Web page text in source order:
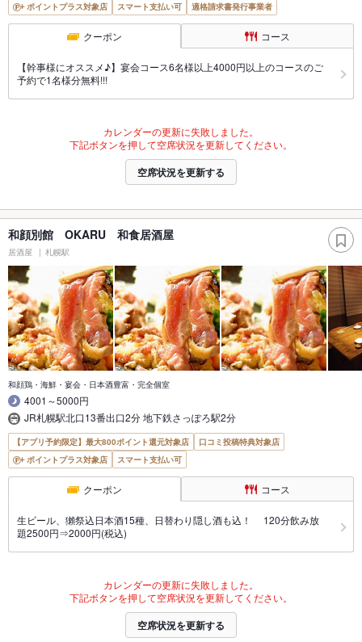
ポイントプラス対象店
スマート支払い可 適格請求書発行事業者
クーポン コース
【幹事様にオススメ♪】宴会コース6名様以上4000円以上のコースのご
予約で1名様分無料!!!
カレンダーの更新に失敗しました。
下記ボタンを押して空席状況を更新してください。
空席状況を更新する
和顔別館 OKARU 和食居酒屋
居酒屋 札幌駅
和顔鶏・海鮮・宴会・日本酒豊富・完全個室
4001～5000円
JR札幌駅北口13番出口2分 地下鉄さっぽろ駅2分
【アプリ予約限定】最大800ポイント還元対象店
口コミ投稿特典対象店
ポイントプラス対象店
スマート支払い可
クーポン コース
生ビール、獺祭込日本酒15種、日替わり隠し酒も込！ 120分飲み放
題2500円⇒2000円(税込)
カレンダーの更新に失敗しました。
下記ボタンを押して空席状況を更新してください。
空席状況を更新する